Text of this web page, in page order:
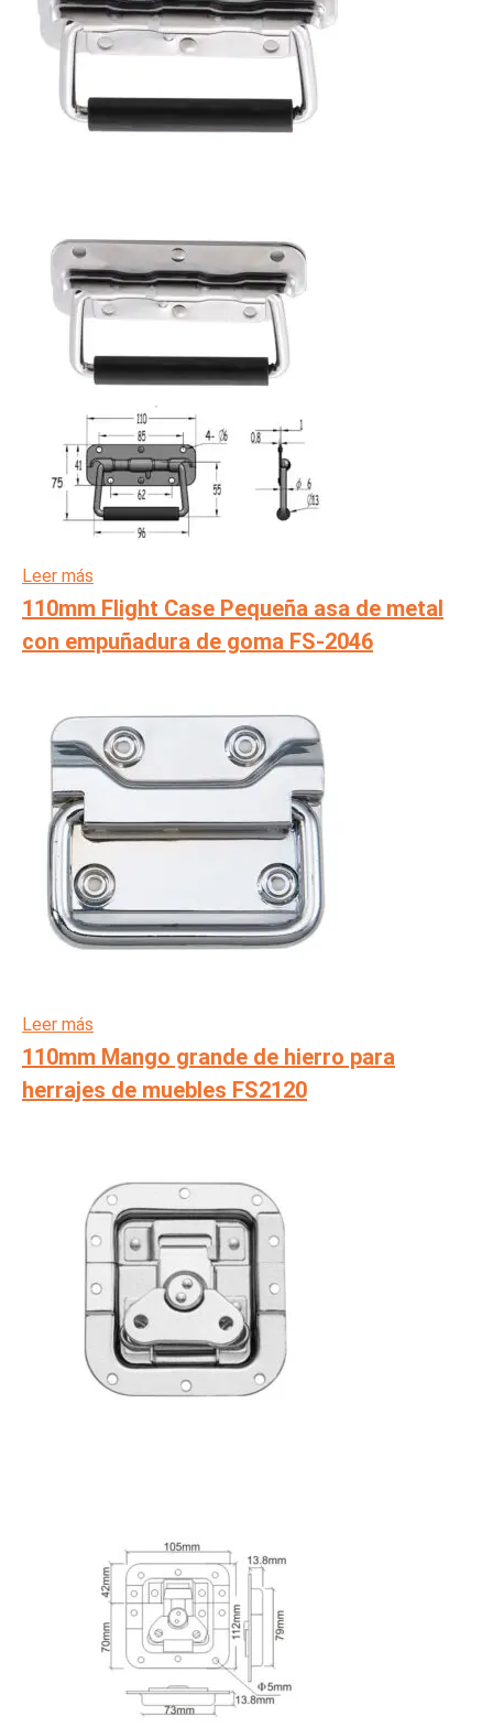
Leer más
110mm Flight Case Pequeña asa de metal
con empuñadura de goma FS-2046
Leer más
110mm Mango grande de hierro para
herrajes de muebles FS2120